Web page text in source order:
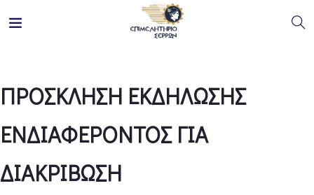
ΠΡΟΣΚΛΗΣΗ ΕΚΔΗΛΩΣΗΣ
ΕΝΔΙΑΦΕΡΟΝΤΟΣ ΓΙΑ
ΔΙΑΚΡΙΒΩΣΗ